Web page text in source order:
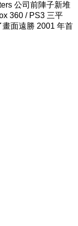
公司前陣子新堆
360 / PS3 三平
面遠勝 2001 年首